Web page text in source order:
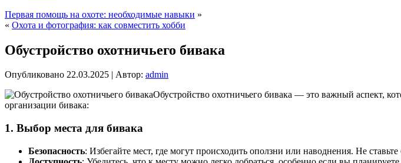
Первая помощь на охоте: необходимые навыки »
« Охота и фотография: как совместить хобби
Обустройство охотничьего бивака
Опубликовано 22.03.2025 Автор: admin
Обустройство охотничьего бивака — это важный аспект,
организации бивака:
1. Выбор места для бивака
Безопасность: Избегайте мест, где могут происходить оползни или наводнения. Не